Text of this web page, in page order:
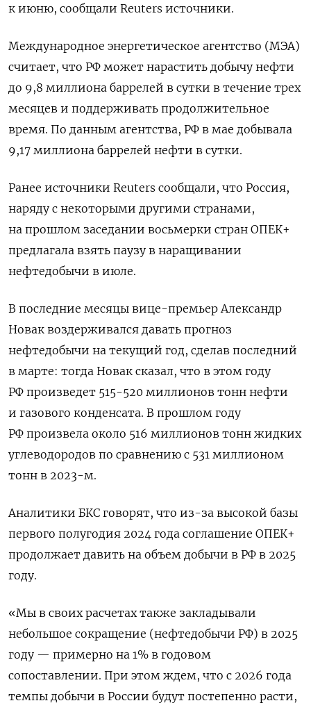
к июню, сообщали Reuters источники.
Международное энергетическое агентство (МЭА)
считает, что РФ может нарастить добычу нефти
до 9,8 миллиона баррелей в сутки в течение трех
месяцев и поддерживать продолжительное
время. По данным агентства, РФ в мае добывала
9,17 миллиона баррелей нефти в сутки.
Ранее источники Reuters сообщали, что Россия,
наряду с некоторыми другими странами,
на прошлом заседании восьмерки стран ОПЕК+
предлагала взять паузу в наращивании
нефтедобычи в июле.
В последние месяцы вице-премьер Александр
Новак воздерживался давать прогноз
нефтедобычи на текущий год, сделав последний
в марте: тогда Новак сказал, что в этом году
РФ произведет 515-520 миллионов тонн нефти
и газового конденсата. В прошлом году
РФ произвела около 516 миллионов тонн жидких
углеводородов по сравнению с 531 миллионом
тонн в 2023-м.
Аналитики БКС говорят, что из-за высокой базы
первого полугодия 2024 года соглашение ОПЕК+
продолжает давить на объем добычи в РФ в 2025
году.
«Мы в своих расчетах также закладывали
небольшое сокращение (нефтедобычи РФ) в 2025
году — примерно на 1% в годовом
сопоставлении. При этом ждем, что с 2026 года
темпы добычи в России будут постепенно расти,